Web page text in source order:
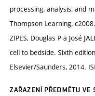
processing, analysis, and
Thompson Learning,
ZIPES, Douglas P a José
cell to bedside. Sixth
Elsevier/Saunders, 2014.
ZAŘAZENÍ PŘEDMĚTU VE